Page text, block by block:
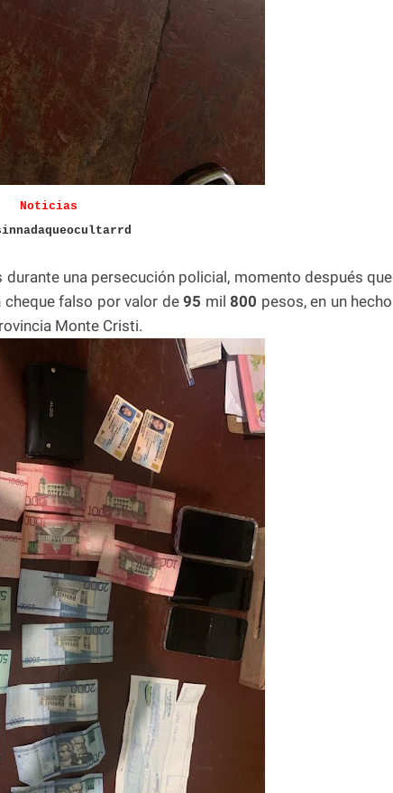
Noticias
una persecución policial, momento después que
falso por valor de95 mil 800 pesos, en un hecho
Monte Cristi.